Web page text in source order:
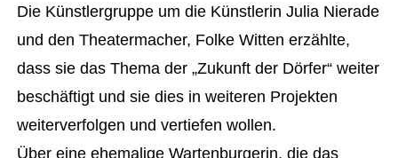
Die Künstlergruppe um die Künstlerin Julia Nierade
und den Theatermacher, Folke Witten erzählte,
dass sie das Thema der „Zukunft der Dörfer“ weiter
beschäftigt und sie dies in weiteren Projekten
weiterverfolgen und vertiefen wollen.
Über eine ehemalige Wartenburgerin, die das